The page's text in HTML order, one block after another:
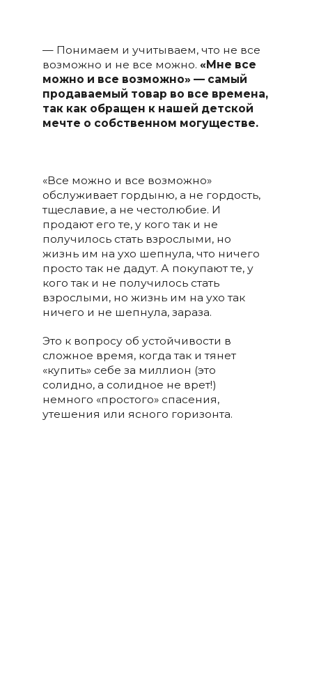
— Понимаем и учитываем, что не все
возможно и не все можно. «Мне все
можно и все возможно» — самый
продаваемый товар во все времена,
так как обращен к нашей детской
мечте о собственном могуществе.
«Все можно и все возможно»
обслуживает гордыню, а не гордость,
тщеславие, а не честолюбие. И
продают его те, у кого так и не
получилось стать взрослыми, но
жизнь им на ухо шепнула, что ничего
просто так не дадут. А покупают те, у
кого так и не получилось стать
взрослыми, но жизнь им на ухо так
ничего и не шепнула, зараза.
Это к вопросу об устойчивости в
сложное время, когда так и тянет
«купить» себе за миллион (это
солидно, а солидное не врет!)
немного «простого» спасения,
утешения или ясного горизонта.